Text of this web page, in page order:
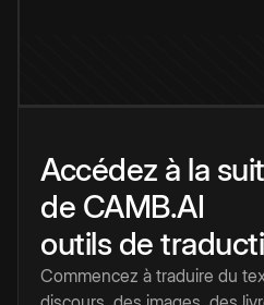
Accédez à la
de CAMB.AI
outils de
Commencez à traduire du